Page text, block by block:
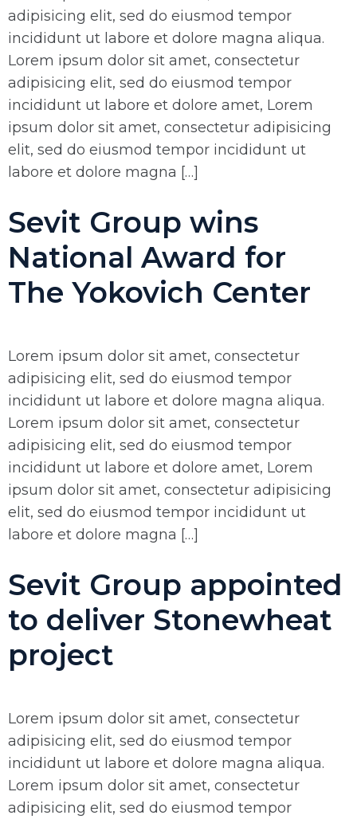
adipisicing elit, sed do eiusmod tempor
incididunt ut labore et dolore magna aliqua.
Lorem ipsum dolor sit amet, consectetur
adipisicing elit, sed do eiusmod tempor
incididunt ut labore et dolore amet, Lorem
ipsum dolor sit amet, consectetur adipisicing
elit, sed do eiusmod tempor incididunt ut
labore et dolore magna […]
Sevit Group wins
National Award for
The Yokovich Center
Lorem ipsum dolor sit amet, consectetur
adipisicing elit, sed do eiusmod tempor
incididunt ut labore et dolore magna aliqua.
Lorem ipsum dolor sit amet, consectetur
adipisicing elit, sed do eiusmod tempor
incididunt ut labore et dolore amet, Lorem
ipsum dolor sit amet, consectetur adipisicing
elit, sed do eiusmod tempor incididunt ut
labore et dolore magna […]
Sevit Group appointed
to deliver Stonewheat
project
Lorem ipsum dolor sit amet, consectetur
adipisicing elit, sed do eiusmod tempor
incididunt ut labore et dolore magna aliqua.
Lorem ipsum dolor sit amet, consectetur
adipisicing elit, sed do eiusmod tempor